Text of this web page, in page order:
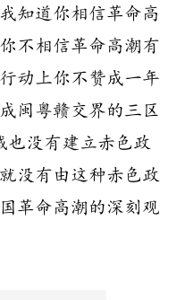
知道你相信革命高
不相信革命高潮有
动上你不赞成一年
闽粤赣交界的三区
没有建立赤色政
没有由这种赤色政
革命高潮的深刻观